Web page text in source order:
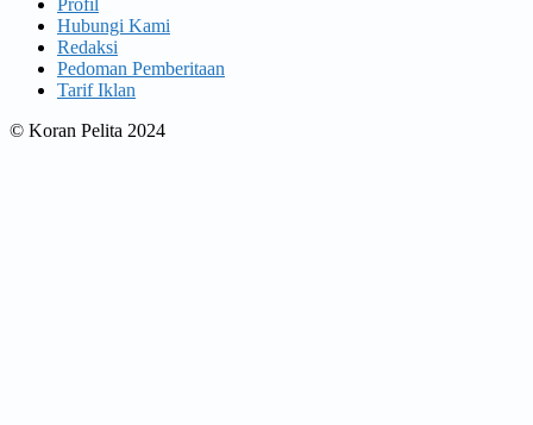
Profil
Hubungi Kami
Redaksi
Pedoman Pemberitaan
Tarif Iklan
© Koran Pelita 2024